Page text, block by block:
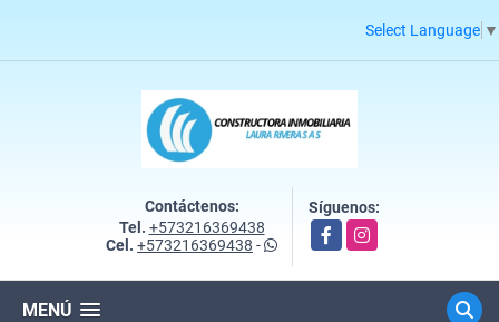
Select Language ▼
Contáctenos:
Tel. +573216369438
Cel. +573216369438 -
Síguenos:
FacebookInstagram
MENÚ